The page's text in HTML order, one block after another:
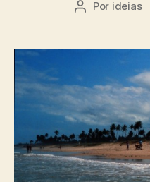
Autor
Por ideias